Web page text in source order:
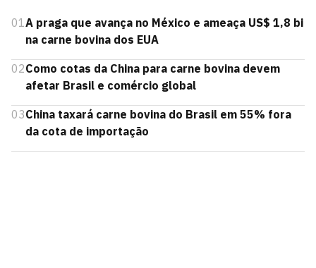
01A praga que avança no México e ameaça US$ 1,8 bi
na carne bovina dos EUA
02Como cotas da China para carne bovina devem
afetar Brasil e comércio global
03China taxará carne bovina do Brasil em 55% fora
da cota de importação